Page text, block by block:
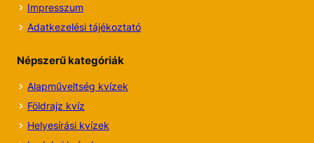
Impresszum
Adatkezelési tájékoztató
Népszerű kategóriák
Alapműveltség kvízek
Földrajz kvíz
Helyesírási kvízek